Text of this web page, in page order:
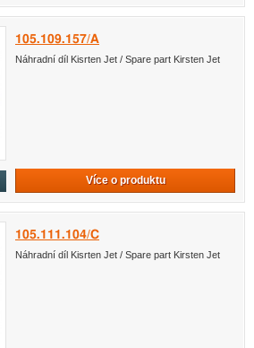
105.109.157/A
Náhradní díl Kisrten Jet / Spare part Kirsten Jet
Více o produktu
105.111.104/C
Náhradní díl Kisrten Jet / Spare part Kirsten Jet